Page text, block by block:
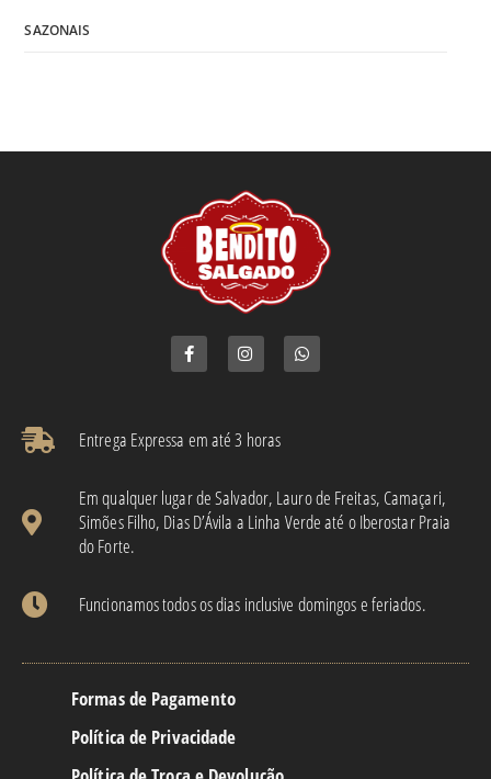
SAZONAIS
Entrega Expressa em até 3 horas​
Em qualquer lugar de Salvador, Lauro de Freitas, Camaçari,
Simões Filho, Dias D’Ávila a Linha Verde até o Iberostar Praia
do Forte.
Funcionamos todos os dias inclusive domingos e feriados.
Formas de Pagamento
Política de Privacidade